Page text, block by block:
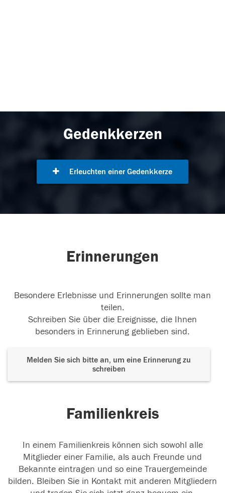
Gedenkkerzen
Erleuchten einer Gedenkkerze
Erinnerungen
Besondere Erlebnisse und Erinnerungen sollte man
teilen.
Schreiben Sie über die Ereignisse, die Ihnen
besonders in Erinnerung geblieben sind.
Melden Sie sich bitte an, um eine Erinnerung zu
schreiben
Familienkreis
In einem Familienkreis können sich sowohl alle
Mitglieder einer Familie, als auch Freunde und
Bekannte eintragen und so eine Trauergemeinde
bilden. Bleiben Sie in Kontakt mit anderen Mitgliedern